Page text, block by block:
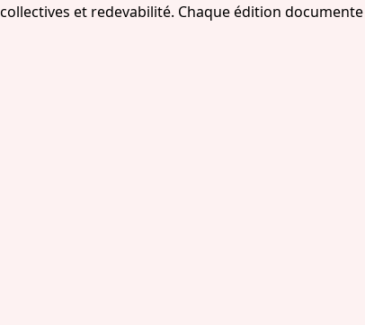
et redevabilité. Chaque édition documente